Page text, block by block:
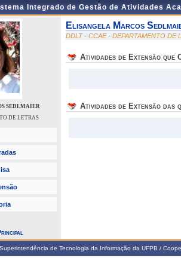
Integrado de Gestão de Atividades
SEDLMAIER
DE LETRAS
Elisangela Marcos
DDLT - CCAE - DEPARTAMENTO DE
Atividades de Extensão que
Atividades de Extensão das
de Tecnologia da Informação da UFPB /